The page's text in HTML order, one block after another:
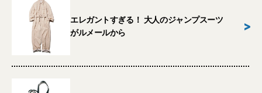
エレガントすぎる！ 大人のジャンプスーツ
がルメールから
>